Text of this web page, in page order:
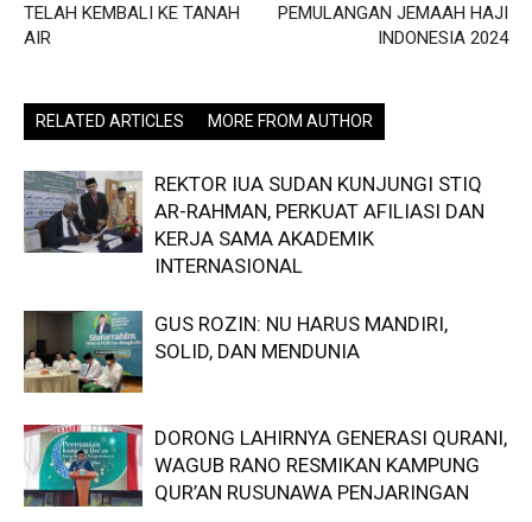
TELAH KEMBALI KE TANAH
AIR
PEMULANGAN JEMAAH HAJI
INDONESIA 2024
RELATED ARTICLES MORE FROM AUTHOR
REKTOR IUA SUDAN KUNJUNGI STIQ
AR-RAHMAN, PERKUAT AFILIASI DAN
KERJA SAMA AKADEMIK
INTERNASIONAL
GUS ROZIN: NU HARUS MANDIRI,
SOLID, DAN MENDUNIA
DORONG LAHIRNYA GENERASI QURANI,
WAGUB RANO RESMIKAN KAMPUNG
QUR’AN RUSUNAWA PENJARINGAN